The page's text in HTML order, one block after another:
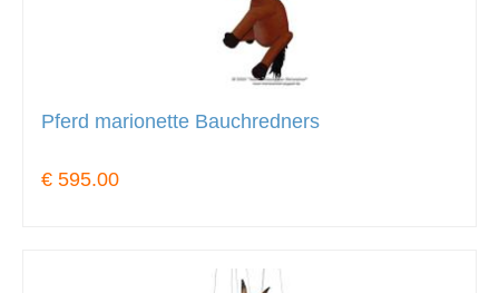
Pferd marionette Bauchredners
€ 595.00